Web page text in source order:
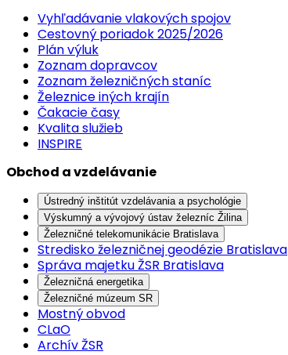
Vyhľadávanie vlakových spojov
Cestovný poriadok 2025/2026
Plán výluk
Zoznam dopravcov
Zoznam železničných staníc
Železnice iných krajín
Čakacie časy
Kvalita služieb
INSPIRE
Obchod a vzdelávanie
Ústredný inštitút vzdelávania a psychológie
Výskumný a vývojový ústav železníc Žilina
Železničné telekomunikácie Bratislava
Stredisko železničnej geodézie Bratislava
Správa majetku ŽSR Bratislava
Železničná energetika
Železničné múzeum SR
Mostný obvod
CLaO
Archív ŽSR